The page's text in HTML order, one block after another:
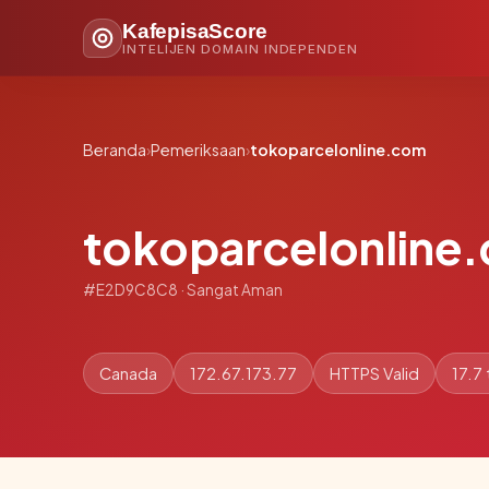
KafepisaScore
INTELIJEN DOMAIN INDEPENDEN
Beranda›Pemeriksaan›tokoparcelonline.com
#E2D9C8C8 · Sangat Aman
Canada 172.67.173.77 HTTPS Valid 17.7